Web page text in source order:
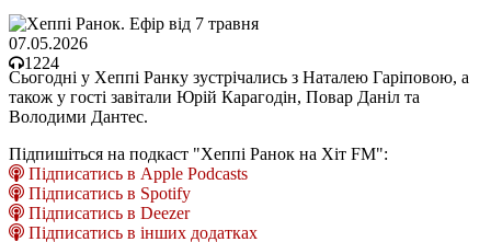
07.05.2026
1224
Сьогодні у Хеппі Ранку зустрічались з Наталею Гаріповою, а
також у гості завітали Юрій Карагодін, Повар Даніл та
Володими Дантес.
Підпишіться на подкаст "Хеппі Ранок на Хіт FM":
Підписатись в Apple Podcasts
Підписатись в Spotify
Підписатись в Deezer
Підписатись в інших додатках